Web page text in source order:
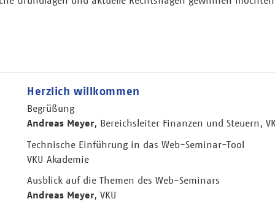
Herzlich willkommen
Begrüßung
Andreas Meyer, Bereichsleiter Finanzen und Steuern,
Technische Einführung in das Web-Seminar-Tool
VKU Akademie
Ausblick auf die Themen des Web-Seminars
Andreas Meyer, VKU